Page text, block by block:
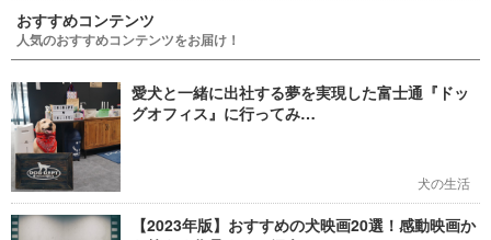
おすすめコンテンツ
人気のおすすめコンテンツをお届け！
愛犬と一緒に出社する夢を実現した富士通『ドッ
グオフィス』に行ってみ…
犬の生活
【2023年版】おすすめの犬映画20選！感動映画か